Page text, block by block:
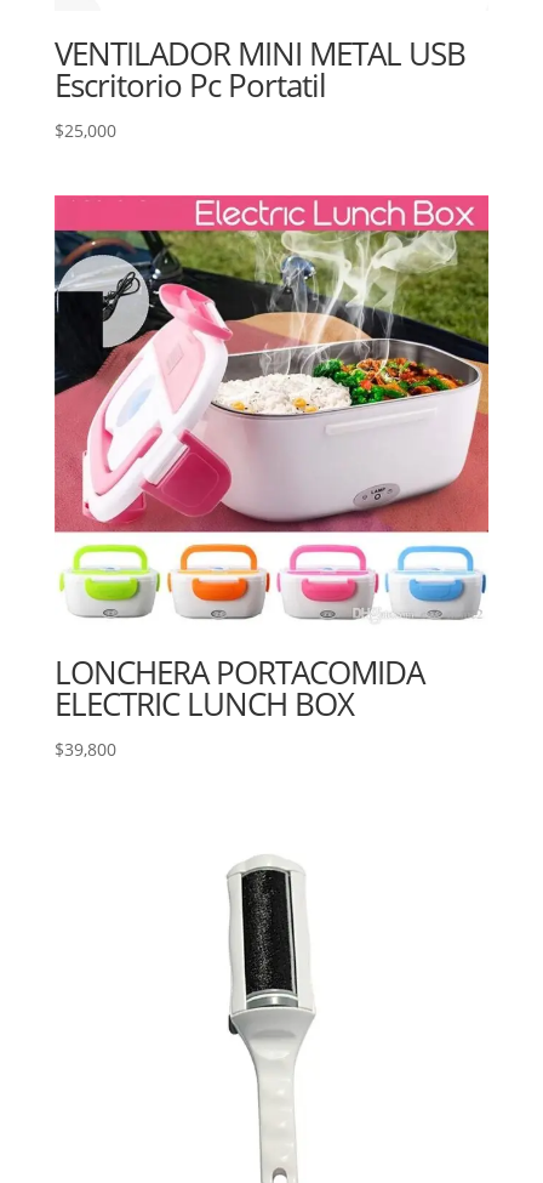
VENTILADOR MINI METAL USB
Escritorio Pc Portatil
$25,000
LONCHERA PORTACOMIDA
ELECTRIC LUNCH BOX
$39,800